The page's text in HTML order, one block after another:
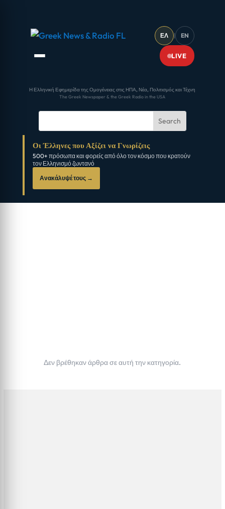
ΕΛ | EN
LIVE
Η Ελληνική Εφημερίδα της Ομογένειας στις ΗΠΑ, Νέα, Πολιτισμός και Τέχνη
The Greek Newspaper & the Greek Radio in the USA
Οι Έλληνες που Αξίζει να Γνωρίζεις
500+ πρόσωπα και φορείς από όλο τον κόσμο που κρατούν
τον Ελληνισμό ζωντανό
Ανακάλυψέ τους →
Δεν βρέθηκαν άρθρα σε αυτή την κατηγορία.